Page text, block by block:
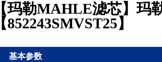
【玛勒MAHLE滤芯】玛
【852243SMVST25】
基本参数